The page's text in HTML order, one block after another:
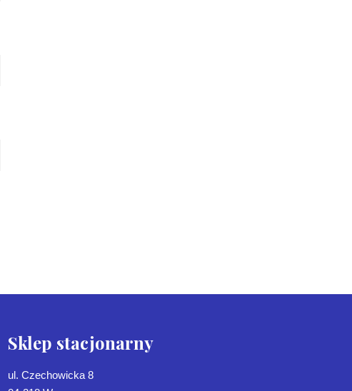
Sklep stacjonarny
ul. Czechowicka 8